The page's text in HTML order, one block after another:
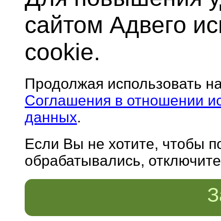
сайтом Адвего
cookie.
Продолжая использовать
Соглашения в отношении
данных.
Если Вы не хотите, чтобы
обрабатывались,